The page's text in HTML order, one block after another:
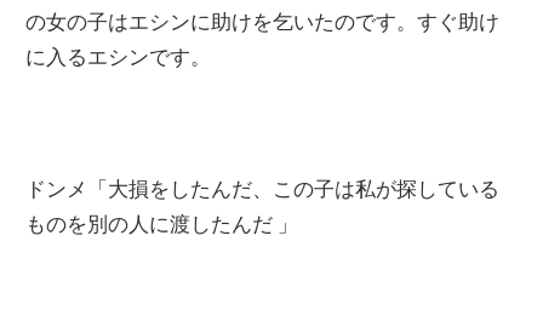
の女の子はエシンに助けを乞いたのです。すぐ助け
に入るエシンです。
ドンメ「大損をしたんだ、この子は私が探している
ものを別の人に渡したんだ 」